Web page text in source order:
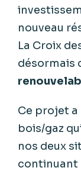
nouveau
La Croix
désormais
Ce projet a
bois/gaz
nos deux
continuant